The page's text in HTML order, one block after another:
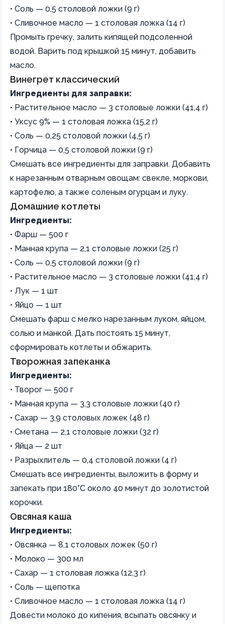
• Соль — 0,5 столовой ложки (9 г)
• Сливочное масло — 1 столовая ложка (14 г)
Промыть гречку, залить кипящей подсоленной
водой. Варить под крышкой 15 минут, добавить
масло.
Винегрет классический
Ингредиенты для заправки:
• Растительное масло — 3 столовые ложки (41,4 г)
• Уксус 9% — 1 столовая ложка (15,2 г)
• Соль — 0,25 столовой ложки (4,5 г)
• Горчица — 0,5 столовой ложки (9 г)
Смешать все ингредиенты для заправки. Добавить
к нарезанным отварным овощам: свекле, моркови,
картофелю, а также соленым огурцам и луку.
Домашние котлеты
Ингредиенты:
• Фарш — 500 г
• Манная крупа — 2,1 столовые ложки (25 г)
• Соль — 0,5 столовой ложки (9 г)
• Растительное масло — 3 столовые ложки (41,4 г)
• Лук — 1 шт
• Яйцо — 1 шт
Смешать фарш с мелко нарезанным луком, яйцом,
солью и манкой. Дать постоять 15 минут,
сформировать котлеты и обжарить.
Творожная запеканка
Ингредиенты:
• Творог — 500 г
• Манная крупа — 3,3 столовые ложки (40 г)
• Сахар — 3,9 столовых ложек (48 г)
• Сметана — 2,1 столовые ложки (32 г)
• Яйца — 2 шт
• Разрыхлитель — 0,4 столовой ложки (4 г)
Смешать все ингредиенты, выложить в форму и
запекать при 180°C около 40 минут до золотистой
корочки.
Овсяная каша
Ингредиенты:
• Овсянка — 8,1 столовых ложек (50 г)
• Молоко — 300 мл
• Сахар — 1 столовая ложка (12,3 г)
• Соль — щепотка
• Сливочное масло — 1 столовая ложка (14 г)
Довести молоко до кипения, всыпать овсянку и